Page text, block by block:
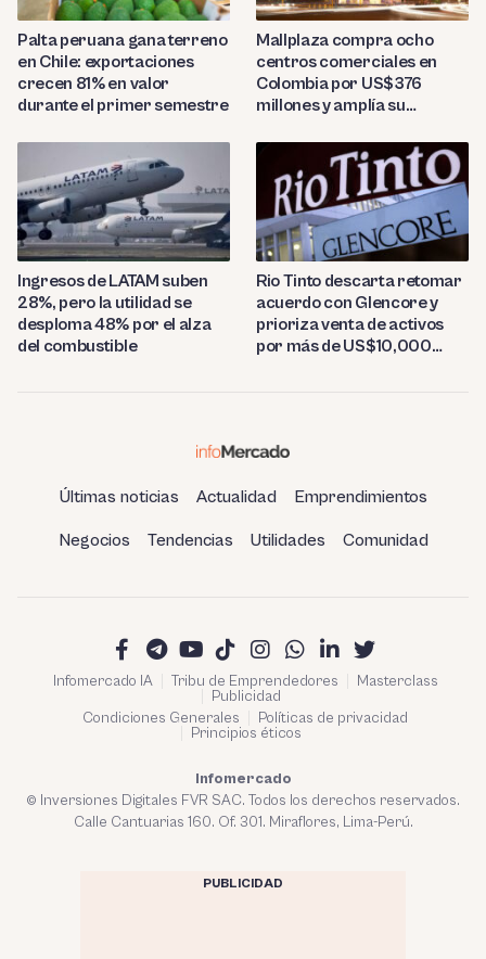
Palta peruana gana terreno
en Chile: exportaciones
crecen 81% en valor
durante el primer semestre
Mallplaza compra ocho
centros comerciales en
Colombia por US$376
millones y amplía su
Ingresos de LATAM suben
28%, pero la utilidad se
desploma 48% por el alza
del combustible
Rio Tinto descarta retomar
acuerdo con Glencore y
prioriza venta de activos
por más de US$10,000
Últimas noticias Actualidad Emprendimientos
Negocios Tendencias Utilidades Comunidad
Infomercado IA Tribu de Emprendedores
Masterclass
Publicidad
Condiciones Generales
Políticas de privacidad
Principios éticos
Infomercado
© Inversiones Digitales FVR SAC. Todos los derechos reservados.
Calle Cantuarias 160. Of. 301. Miraflores, Lima-Perú.
PUBLICIDAD